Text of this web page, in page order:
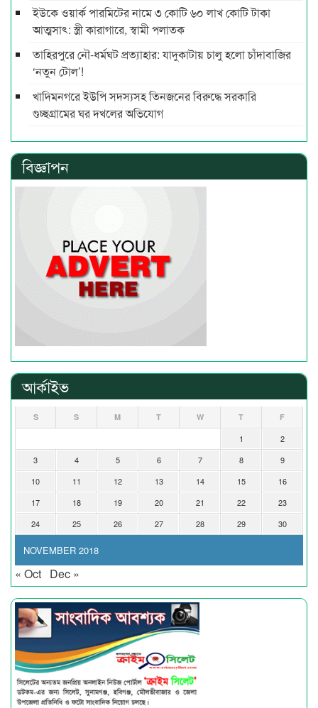
ইউকে ওয়ার্ক পারমিটের নামে ৩ কোটি ৬০ লাখ কোটি টাকা
আত্মসাৎ: স্ত্রী কারাগারে, স্বামী পলাতক
তাহিরপুরে নৌ-ধর্মঘট প্রত্যাহার: যাদুকাটায় চালু হলো চাঁদাবাজির
‘নতুন টোল’!
খাদিমনগরে ইউপি সদস্যসহ তিনজনের বিরুদ্ধে সরকারি
গুচ্ছগ্রামের ঘর দখলের অভিযোগ
বিজ্ঞাপন
আর্কাইভ
NOVEMBER 2018
S S M T W T F
1
2
3
4 5 6 7 8
9
10
11 12 13 14 15
16
17
18 19 20 21 22
23
24
25 26 27 28 29 30
« Oct Dec »